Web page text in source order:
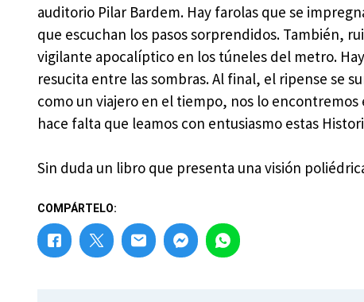
auditorio Pilar Bardem. Hay farolas que se
que escuchan los pasos sorprendidos. También,
vigilante apocalíptico en los túneles del metro.
resucita entre las sombras. Al final, el ripense se
como un viajero en el tiempo, nos lo
hace falta que leamos con entusiasmo estas
Sin duda un libro que presenta una visión
COMPÁRTELO: